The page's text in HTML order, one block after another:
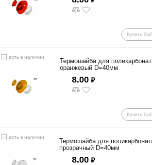
Купить
есть в наличии
Термошайба для
оранжевый D=40мм
8.00 ₽
Купить
есть в наличии
Термошайба для
прозрачный D=40мм
8.00 ₽